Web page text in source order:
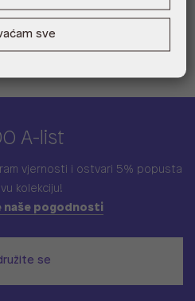
A-list
vjernosti i ostvari 5% popusta
kolekciju!
naše pogodnosti
se
sve